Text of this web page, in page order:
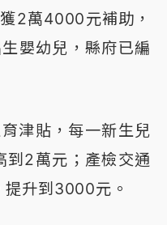
2萬4000元補助，
嬰幼兒，縣府已編
津貼，每一新生兒
到2萬元；產檢交通
升到3000元。